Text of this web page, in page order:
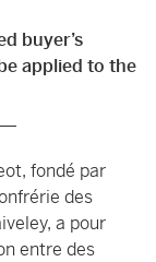
buyer’s
applied to the
fondé par
des
a pour
entre des